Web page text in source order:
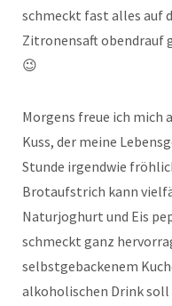
schmeckt fast alles auf
Zitronensaft obendrauf
😉
Morgens freue ich mich
Kuss, der meine
Stunde irgendwie
Brotaufstrich kann
Naturjoghurt und Eis
schmeckt ganz
selbstgebackenem
alkoholischen Drink soll